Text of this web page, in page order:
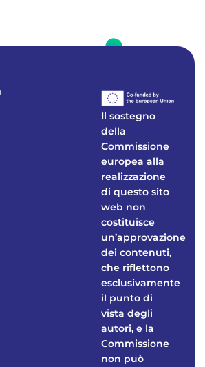
Il sostegno
della
Commissione
europea alla
realizzazione
di questo sito
web non
costituisce
un’approvazione
dei contenuti,
che riflettono
esclusivamente
il punto di
vista degli
autori, e la
Commissione
non può